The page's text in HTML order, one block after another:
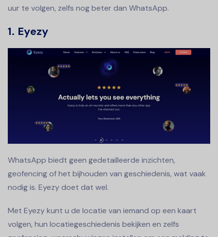
uur te volgen, zelfs nog beter dan WhatsApp.
1. Eyezy
WhatsApp biedt geen gedetailleerde inzichten,
geofencing of het bijhouden van geschiedenis, wat vaak
nodig is. Eyezy doet dat wel.
Met Eyezy kunt u de locatie van iemand op een kaart
volgen, hun locatiegeschiedenis bekijken en zelfs